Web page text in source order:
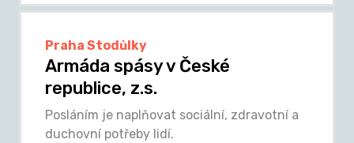
Praha Stodůlky
Armáda spásy v České
republice, z.s.
Posláním je naplňovat sociální, zdravotní a
duchovní potřeby lidí.